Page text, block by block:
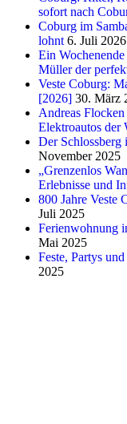
sofort nach
Coburg im
lohnt 6. Juli 2026
Ein
Müller der
Veste Coburg:
[2026] 30. März
Andreas
Elektroautos der
Der Schlossberg
November 2025
„Grenzenlos
Erlebnisse und
800 Jahre Veste
Juli 2025
Ferienwohnung
Mai 2025
Feste, Partys
2025